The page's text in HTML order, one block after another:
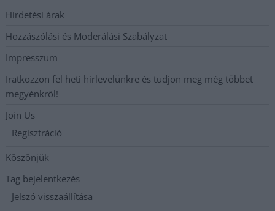
Hirdetési árak
Hozzászólási és Moderálási Szabályzat
Impresszum
Iratkozzon fel heti hírlevelünkre és tudjon meg még többet
megyénkről!
Join Us
Regisztráció
Köszönjük
Tag bejelentkezés
Jelszó visszaállítása